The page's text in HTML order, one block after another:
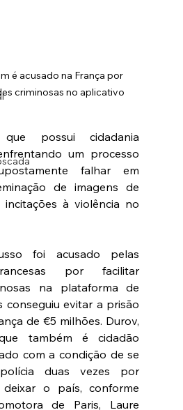
é acusado na França por
criminosas no aplicativo
possui cidadania
um processo
falhar em
de imagens de
à violência no
foi acusado pelas
por facilitar
na plataforma de
conseguiu evitar a prisão
de €5 milhões. Durov,
também é cidadão
com a condição de se
duas vezes por
o país, conforme
de Paris, Laure